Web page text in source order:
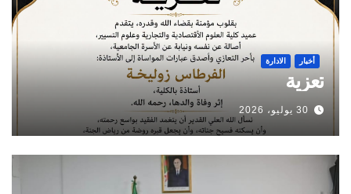
أخبار الادارة
تعزية
30 يوليو، 2026